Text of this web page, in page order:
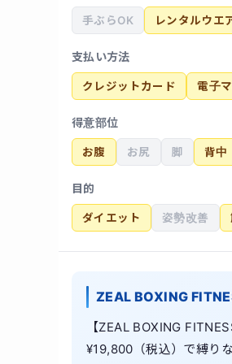
手ぶらOK レンタルウエ
支払い方法
クレジットカード 電子
得意部位
お腹 お尻 脚 背中
目的
ダイエット 姿勢改善
ZEAL BOXING
【ZEAL BOXING
¥19,800（税込）で縛り